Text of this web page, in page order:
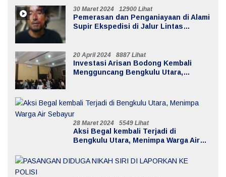
30 Maret 2024 12900 Lihat
Pemerasan dan Penganiayaan di Alami
Supir Ekspedisi di Jalur Lintas
20 April 2024 8887 Lihat
Investasi Arisan Bodong Kembali
Mengguncang Bengkulu Utara,
28 Maret 2024 5549 Lihat
Aksi Begal kembali Terjadi di
Bengkulu Utara, Menimpa Warga Air